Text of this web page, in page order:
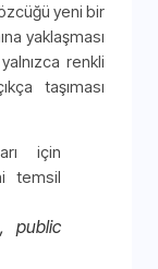
yeni bir
yaklaşması
renkli
taşıması
public